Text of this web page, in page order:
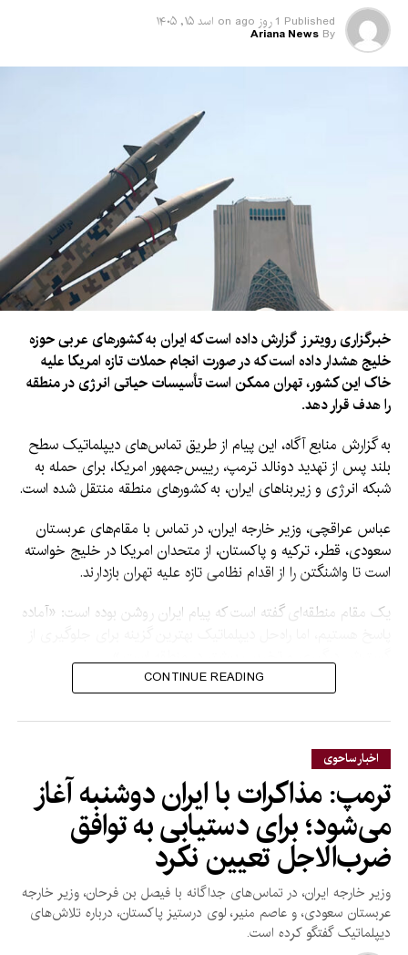
Published 1 روز ago on اسد ۱۵, ۱۴۰۵
By
Ariana News
خبرگزاری رویترز گزارش داده است که ایران به کشورهای عربی حوزه
خلیج هشدار داده است که در صورت انجام حملات تازه امریکا علیه
خاک این کشور، تهران ممکن است تأسیسات حیاتی انرژی در منطقه
را هدف قرار دهد.
به گزارش منابع آگاه، این پیام از طریق تماس‌های دیپلماتیک سطح
بلند پس از تهدید دونالد ترمپ، رییس‌جمهور امریکا، برای حمله به
شبکه انرژی و زیربنا‌های ایران، به کشورهای منطقه منتقل شده است.
عباس عراقچی، وزیر خارجه ایران، در تماس با مقام‌های عربستان
سعودی، قطر، ترکیه و پاکستان، از متحدان امریکا در خلیج خواسته
است تا واشنگتن را از اقدام نظامی تازه علیه تهران بازدارند.
یک مقام منطقه‌ای گفته است که پیام ایران روشن بوده است: «آماده
گسترش درگیری و تخریب بیشتر در منطقه است.»
منابع خلیجی می‌گویند ایران
هشدار داده است که در صورت
حمله به زیربنا‌های این کشور،
ممکن است تأسیسات انرژی،
پالایشگاه‌ها، شبکه‌های برق،
آب، حمل‌ونقل و میدان‌های
نفتی در منطقه را هدف قرار
دهد.
CONTINUE READING
اخبار ساحوی
ترمپ: مذاکرات با ایران دوشنبه آغاز
می‌شود؛ برای دستیابی به توافق
ضرب‌الاجل تعیین نکرد
وزیر خارجه ایران، در تماس‌های جداگانه با فیصل بن فرحان، وزیر خارجه
عربستان سعودی، و عاصم منیر، لوی درستیز پاکستان، درباره تلاش‌های
دیپلماتیک گفتگو کرده است.